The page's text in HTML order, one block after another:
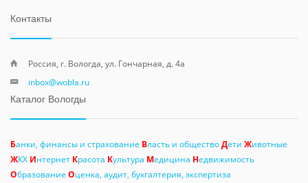
Контакты
Россия, г. Вологда, ул. Гончарная, д. 4а
inbox@wobla.ru
Каталог Вологды
Банки, финансы и страхование Власть и обществоДети Животные
ЖКХ Интернет Красота Культура Медицина Недвижимость
Образование Оценка, аудит, бухгалтерия, экспертиза